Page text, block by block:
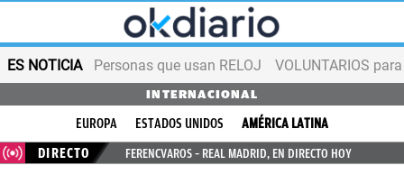
ES NOTICIA Personas que usan RELOJ VOLUNTARIOS
INTERNACIONAL
EUROPA ESTADOS UNIDOS
AMÉRICA LATINA
DIRECTO
FERENCVAROS – REAL MADRID, EN DIRECTO HOY